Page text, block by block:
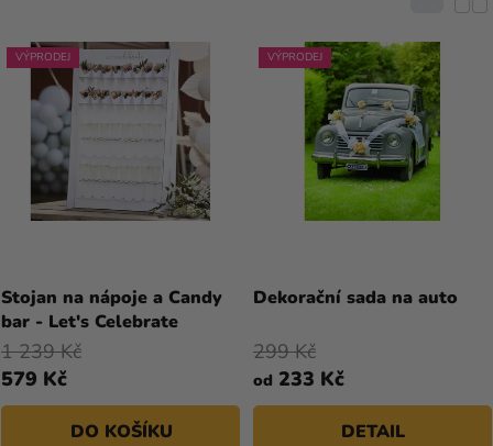
Ů
DVÝPRODEJ
Stojan na nápoje a Candy
bar - Let's Celebrate
579 Kč
1 239 Kč
DO KOŠÍKU
VÝPRODEJ
Dekorační sada na auto
od 233 Kč
299 Kč
DETAIL